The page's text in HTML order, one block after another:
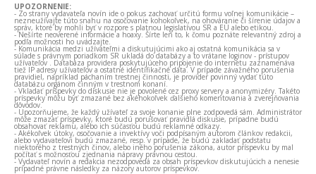
UPOZORNENIE:
- Zo strany vydavateľa novín ide o pokus zachovať určitú formu voľnej komunikácie –
nezneužívajte túto snahu na osočovanie kohokoľvek, na ohováranie či šírenie údajov a
správ, ktoré by mohli byť v rozpore s platnou legislatívou SR a EÚ alebo etikou.
- Nešírte neoverené informácie a hoaxy. Šírte len to, k čomu poznáte relevantný zdroj a
podľa možnosti ho uvádzajte.
- Komunikácia medzi užívateľmi a diskutujúcimi ako aj ostatná komunikácia sa v
súlade s právnym poriadkom SR ukladá do databázy a to vrátane loginov - prístupov
užívateľov . Databáza providera poskytujúceho pripojenie do internetu zaznamenáva
tiež IP adresy užívateľov a ostatné identifikačné dáta. V prípade závažného porušenia
pravidiel, napríklad páchaním trestnej činnosti, je provider povinný vydať túto
databázu orgánom činným v trestnom konaní.
- Vkladať príspevky do diskusie nie je povolené cez proxy servery a anonymizéry. Takéto
príspevky môžu byť zmazané bez akéhokoľvek ďalšieho komentovania a zverejňovania
dôvodov.
- Upozorňujeme, že každý užívateľ za svoje konanie plne zodpovedá sám. Administrátor
môže zmazať príspevky, ktoré budú porušovať pravidlá diskusie, prípadne budú
obsahovať reklamu, alebo ich súčasťou budú reklamné odkazy.
- Akékoľvek útoky, osočovanie a invektívy voči podpísaným autorom článkov redakcii,
alebo vydavateľovi budú zmazané, resp. v prípade, že budú zakladať podstatu
niektorého z trestných činov, alebo iného porušenia zákona, autor príspevku by mal
počítať s možnosťou zjednania nápravy právnou cestou.
- Vydavateľ novín a redakcia nezodpovedá za obsah príspevkov diskutujúcich a nenesie
prípadné právne následky za názory autorov príspevkov.